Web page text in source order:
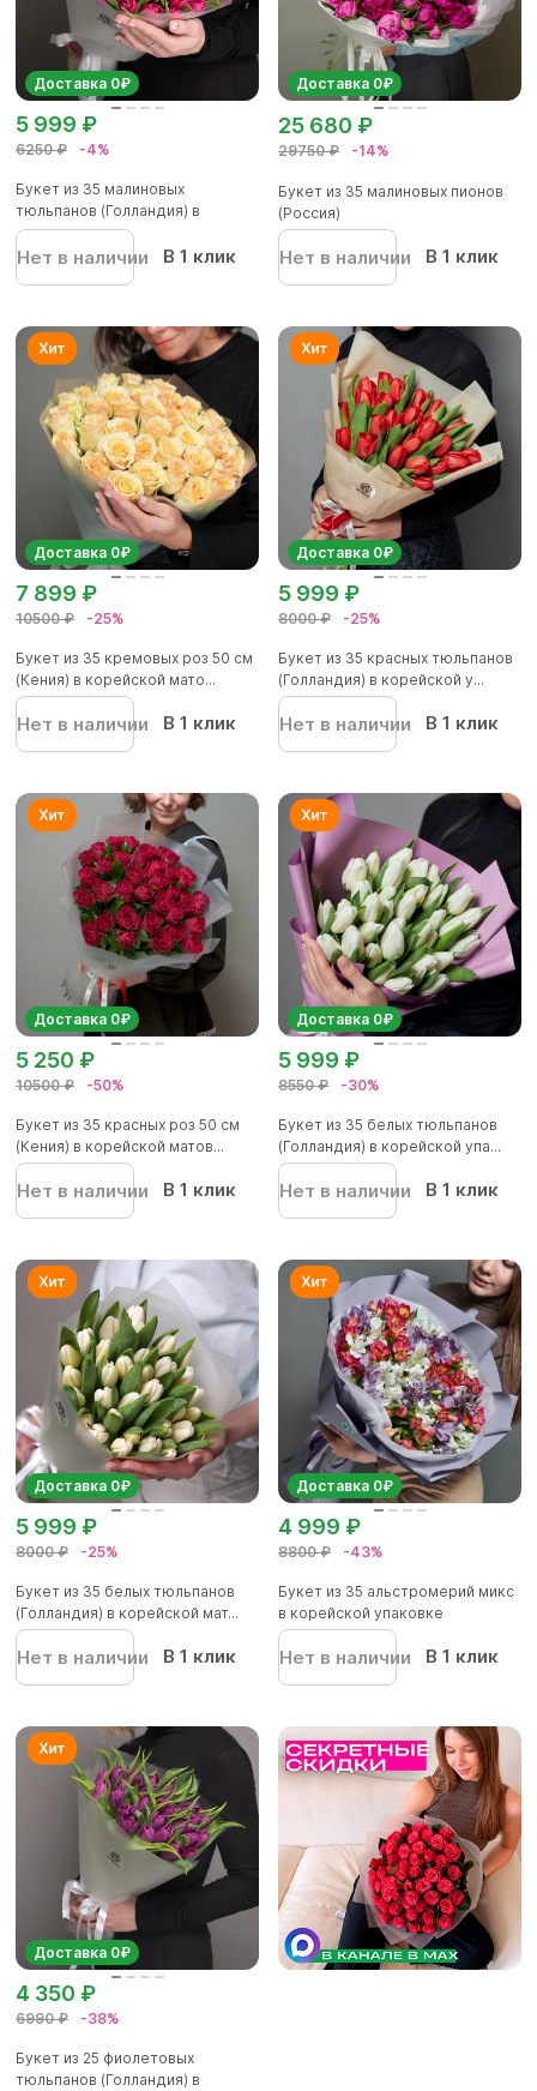
Доставка 0₽
6250 ₽ -4%
5 999 ₽
Букет из 35 малиновых
тюльпанов (Голландия) в
корейской...
Нет в наличии В 1 клик
Доставка 0₽
29750 ₽ -14%
25 680 ₽
Букет из 35 малиновых пионов
(Россия)
Нет в наличии В 1 клик
Доставка 0₽
10500 ₽ -25%
7 899 ₽
Букет из 35 кремовых роз 50 см
(Кения) в корейской мато...
Нет в наличии В 1 клик
Доставка 0₽
8000 ₽ -25%
5 999 ₽
Букет из 35 красных тюльпанов
(Голландия) в корейской у...
Нет в наличии В 1 клик
Доставка 0₽
10500 ₽ -50%
5 250 ₽
Букет из 35 красных роз 50 см
(Кения) в корейской матов...
Нет в наличии В 1 клик
Доставка 0₽
8550 ₽ -30%
5 999 ₽
Букет из 35 белых тюльпанов
(Голландия) в корейской упа...
Нет в наличии В 1 клик
Доставка 0₽
8000 ₽ -25%
5 999 ₽
Букет из 35 белых тюльпанов
(Голландия) в корейской мат...
Нет в наличии В 1 клик
Доставка 0₽
8800 ₽ -43%
4 999 ₽
Букет из 35 альстромерий микс
в корейской упаковке
Нет в наличии В 1 клик
Доставка 0₽
6990 ₽ -38%
4 350 ₽
Букет из 25 фиолетовых
тюльпанов (Голландия) в